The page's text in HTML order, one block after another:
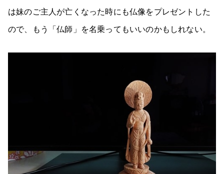
は妹のご主人が亡くなった時にも仏像をプレゼントした
ので、もう「仏師」を名乗ってもいいのかもしれない。